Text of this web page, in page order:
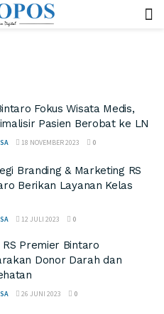
Fokus Wisata Medis,
Pasien Berobat ke LN
18 NOVEMBER 2023 0
Branding & Marketing RS
Berikan Layanan Kelas
12 JULI 2023 0
Premier Bintaro
Donor Darah dan
26 JUNI 2023 0